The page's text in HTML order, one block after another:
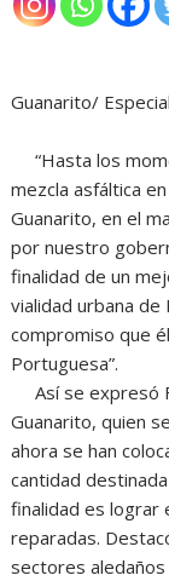
Guanarito/
“Hasta los
mezcla asfáltica
Guanarito, en el
por nuestro
finalidad de un
vialidad urbana
compromiso que
Portuguesa”.
Así se expresó
Guanarito, quien
ahora se han
cantidad
finalidad es lograr
reparadas.
sectores